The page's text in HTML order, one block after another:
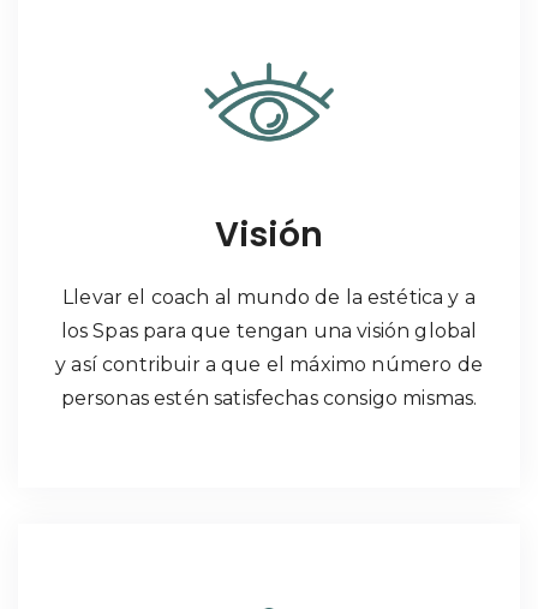
Visión
Llevar el coach al mundo de la estética y a
los Spas para que tengan una visión global
y así contribuir a que el máximo número de
personas estén satisfechas consigo mismas.